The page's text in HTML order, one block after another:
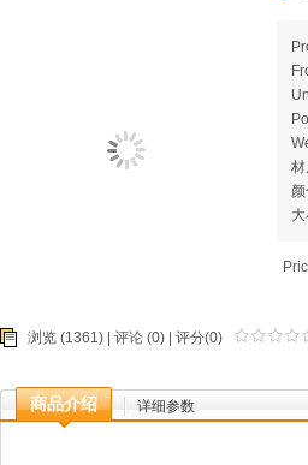
材
颜
大
浏览 (1361) | 评论 (0) | 评分(0)
商品介绍 详细参数